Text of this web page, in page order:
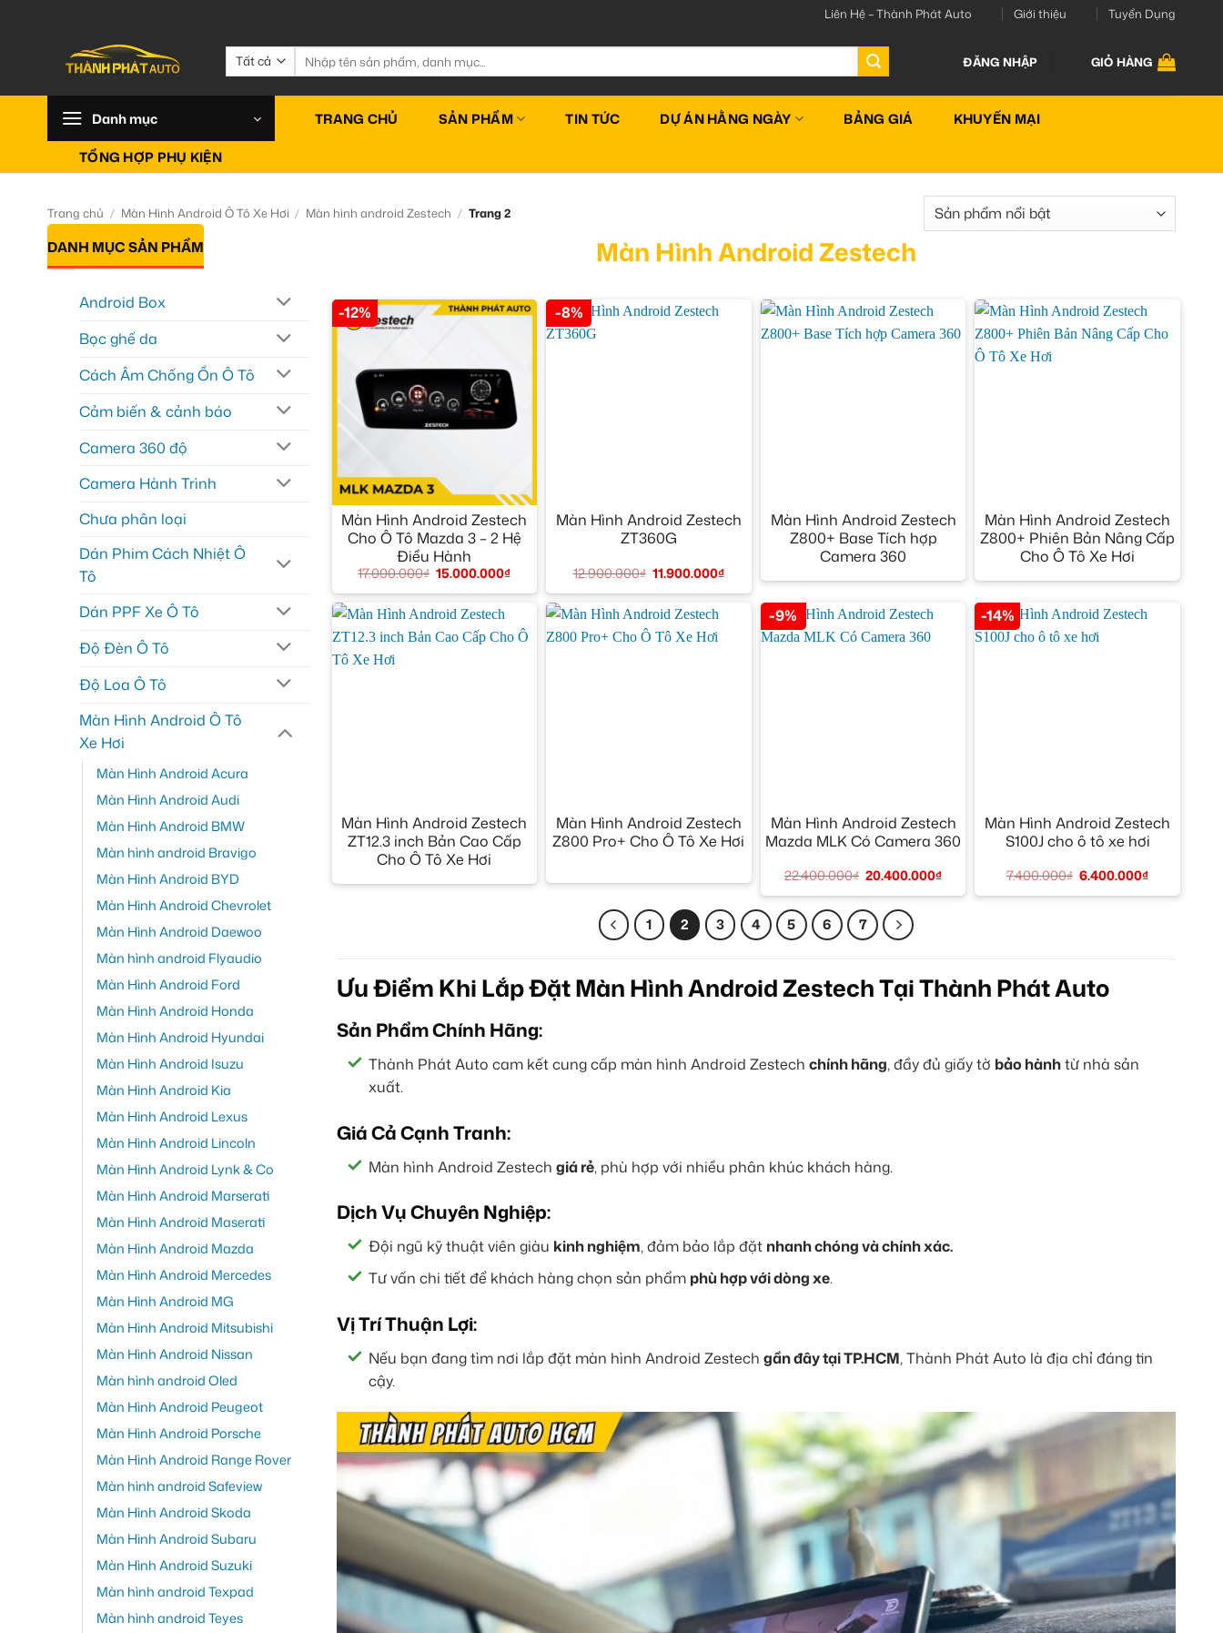
Liên Hệ – Thành Phát Auto Giới thiệu Tuyển Dụng
Tìm
kiếm:
ĐĂNG NHẬP GIỎ HÀNG
Danh mục TRANG CHỦ SẢN PHẨM TIN TỨC DỰ ÁN HẰNG NGÀY BẢNG GIÁ KHUYẾN MẠI
TỔNG HỢP PHỤ KIỆN
Trang chủ / Màn Hình Android Ô Tô Xe Hơi / Màn hình android Zestech / Trang 2
DANH MỤC SẢN PHẨM
Android Box
Bọc ghế da
Cách Âm Chống Ồn Ô Tô
Cảm biến & cảnh báo
Camera 360 độ
Camera Hành Trình
Chưa phân loại
Dán Phim Cách Nhiệt Ô
Tô
Dán PPF Xe Ô Tô
Độ Đèn Ô Tô
Độ Loa Ô Tô
Màn Hình Android Ô Tô
Xe Hơi
Màn Hình Android Acura
Màn Hình Android Audi
Màn Hình Android BMW
Màn hình android Bravigo
Màn Hình Android BYD
Màn Hình Android Chevrolet
Màn Hình Android Daewoo
Màn hình android Flyaudio
Màn Hình Android Ford
Màn Hình Android Honda
Màn Hình Android Hyundai
Màn Hình Android Isuzu
Màn Hình Android Kia
Màn Hình Android Lexus
Màn Hình Android Lincoln
Màn Hình Android Lynk & Co
Màn Hình Android Marserati
Màn Hình Android Maserati
Màn Hình Android Mazda
Màn Hình Android Mercedes
Màn Hình Android MG
Màn Hình Android Mitsubishi
Màn Hình Android Nissan
Màn hình android Oled
Màn Hình Android Peugeot
Màn Hình Android Porsche
Màn Hình Android Range Rover
Màn hình android Safeview
Màn Hình Android Skoda
Màn Hình Android Subaru
Màn Hình Android Suzuki
Màn hình android Texpad
Màn hình android Teyes
Màn Hình Android Zestech
-12%
+
Màn Hình Android Zestech
Cho Ô Tô Mazda 3 – 2 Hệ
Điều Hành
17.000.000₫ 15.000.000₫
-8%
Màn Hình Android Zestech
ZT360G
12.900.000₫ 11.900.000₫
Màn Hình Android Zestech
Z800+ Base Tích hợp
Camera 360
Màn Hình Android Zestech
Z800+ Phiên Bản Nâng Cấp
Cho Ô Tô Xe Hơi
Màn Hình Android Zestech
ZT12.3 inch Bản Cao Cấp
Cho Ô Tô Xe Hơi
Màn Hình Android Zestech
Z800 Pro+ Cho Ô Tô Xe Hơi
-9%
Màn Hình Android Zestech
Mazda MLK Có Camera 360
22.400.000₫ 20.400.000₫
-14%
Màn Hình Android Zestech
S100J cho ô tô xe hơi
7.400.000₫ 6.400.000₫
1 2 3 4 5 6 7
Ưu Điểm Khi Lắp Đặt Màn Hình Android Zestech Tại Thành Phát Auto
Sản Phẩm Chính Hãng:
Thành Phát Auto cam kết cung cấp màn hình Android Zestech chính hãng, đầy đủ giấy tờ bảo hànhtừ nhà sản
xuất.
Giá Cả Cạnh Tranh:
Màn hình Android Zestech giá rẻ, phù hợp với nhiều phân khúc khách hàng.
Dịch Vụ Chuyên Nghiệp:
Đội ngũ kỹ thuật viên giàu kinh nghiệm, đảm bảo lắp đặt nhanh chóng và chính xác.
Tư vấn chi tiết để khách hàng chọn sản phẩm phù hợp với dòng xe.
Vị Trí Thuận Lợi:
Nếu bạn đang tìm nơi lắp đặt màn hình Android Zestech gần đây tại TP.HCM, Thành Phát Auto là địa chỉ đáng tin
cậy.